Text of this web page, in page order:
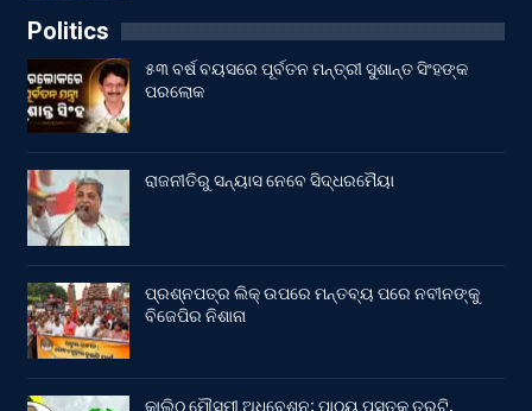
Politics
୫୩ ବର୍ଷ ବୟସରେ ପୂର୍ବତନ ମନ୍ତ୍ରୀ ସୁଶାନ୍ତ ସିଂହଙ୍କ
ପରଲୋକ
ରାଜନୀତିରୁ ସନ୍ୟାସ ନେବେ ସିଦ୍ଧରମୈୟା
ପ୍ରଶ୍ନପତ୍ର ଲିକ୍ ଉପରେ ମନ୍ତବ୍ୟ ପରେ ନବୀନଙ୍କୁ
ବିଜେପିର ନିଶାନା
କାଲିଠୁ ମୌସୁମୀ ଅଧିବେଶନ; ପାଠ୍ୟ ପୁସ୍ତକ ତ୍ରୁଟି,